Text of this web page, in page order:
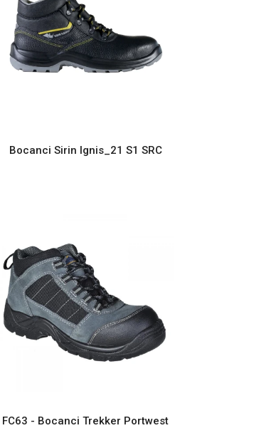
Bocanci Sirin Ignis_21 S1 SRC
FC63 - Bocanci Trekker Portwest